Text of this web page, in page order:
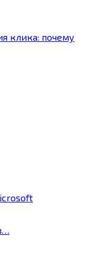
клика: почему